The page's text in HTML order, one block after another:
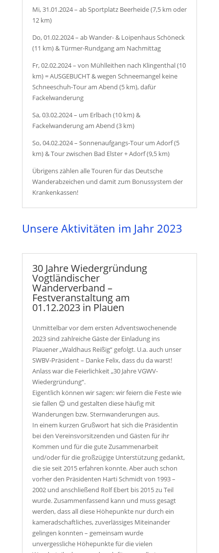
Mi, 31.01.2024 – ab Sportplatz Beerheide (7,5 km oder
12 km)
Do, 01.02.2024 – ab Wander- & Loipenhaus Schöneck
(11 km) & Türmer-Rundgang am Nachmittag
Fr, 02.02.2024 – von Mühlleithen nach Klingenthal (10
km) = AUSGEBUCHT & wegen Schneemangel keine
Schneeschuh-Tour am Abend (5 km), dafür
Fackelwanderung
Sa, 03.02.2024 – um Erlbach (10 km) &
Fackelwanderung am Abend (3 km)
So, 04.02.2024 – Sonnenaufgangs-Tour um Adorf (5
km) & Tour zwischen Bad Elster + Adorf (9,5 km)
Übrigens zählen alle Touren für das Deutsche
Wanderabzeichen und damit zum Bonussystem der
Krankenkassen!
Unsere Aktivitäten im Jahr 2023
30 Jahre Wiedergründung
Vogtländischer
Wanderverband –
Festveranstaltung am
01.12.2023 in Plauen
Unmittelbar vor dem ersten Adventswochenende
2023 sind zahlreiche Gäste der Einladung ins
Plauener „Waldhaus Reißig“ gefolgt. U.a. auch unser
SWBV-Präsident – Danke Felix, dass du da warst!
Anlass war die Feierlichkeit „30 Jahre VGWV-
Wiedergründung“.
Eigentlich können wir sagen: wir feiern die Feste wie
sie fallen 😊 und gestalten diese häufig mit
Wanderungen bzw. Sternwanderungen aus.
In einem kurzen Grußwort hat sich die Präsidentin
bei den Vereinsvorsitzenden und Gästen für ihr
Kommen und für die gute Zusammenarbeit
und/oder für die großzügige Unterstützung gedankt,
die sie seit 2015 erfahren konnte. Aber auch schon
vorher den Präsidenten Harti Schmidt von 1993 –
2002 und anschließend Rolf Ebert bis 2015 zu Teil
wurde. Zusammenfassend kann und muss gesagt
werden, dass all diese Höhepunkte nur durch ein
kameradschaftliches, zuverlässiges Miteinander
gelingen konnten – gemeinsam wurde
unvergessliche Höhepunkte für die vielen